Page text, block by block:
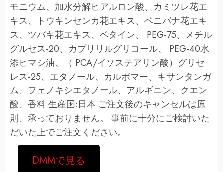
モニウム、加水分解ヒアルロン酸、カミツレ花エ
キス、トウキンセンカ花エキス、ベニバナ花エキ
ス、ツバキ花エキス、ベタイン、 PEG-75、メチル
グルセス-20、カプリリルグリコール、 PEG-40水
添ヒマシ油、（ PCA/イソステアリン酸）グリセ
レス-25、エタノール、カルボマー、キサンタンガ
ム、フェノキシエタノール、アルギニン、クエン
酸、香料 生産国:日本 ご注文後のキャンセルは原
則、承っておりません。 事前に十分にご検討いた
だいた上でご注文ください。
DMMで見る